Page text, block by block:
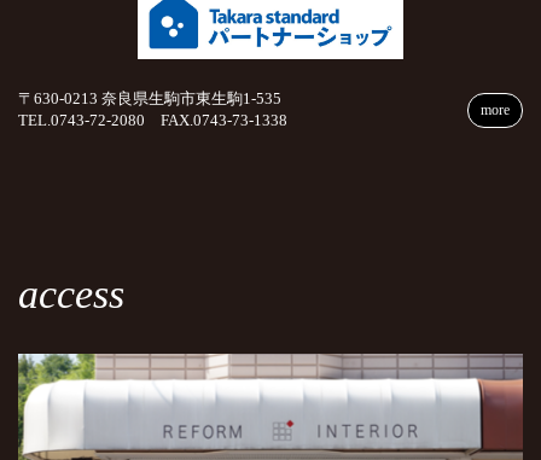
〒630-0213 奈良県生駒市東生駒1-535
TEL.0743-72-2080 FAX.0743-73-1338
more
access